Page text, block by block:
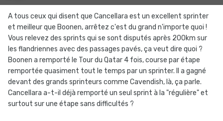
A tous ceux qui disent que Cancellara est un excellent sprinter
et meilleur que Boonen, arrêtez c'est du grand n'importe quoi !
Vous relevez des sprints qui se sont disputés après 200km sur
les flandriennes avec des passages pavés, ça veut dire quoi ?
Boonen a remporté le Tour du Qatar 4 fois, course par étape
remportée quasiment tout le temps par un sprinter. Il a gagné
devant des grands sprinteurs comme Cavendish, là, ça parle.
Cancellara a-t-il déjà remporté un seul sprint à la "régulière" et
surtout sur une étape sans difficultés ?